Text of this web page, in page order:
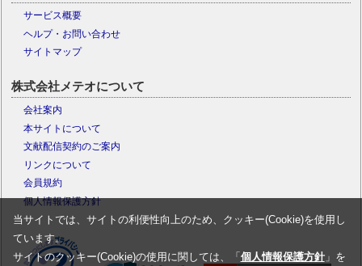
サービス概要
ヘルプ・お問い合わせ
サイトマップ
株式会社メテオについて
会社案内
本サイトについて
文献配信契約のご案内
リンクについて
会員規約
個人情報保護方針
当サイトでは、サイトの利便性向上のため、クッキー(Cookie)を使用し
ています。
サイトのクッキー(Cookie)の使用に関しては、「 個人情報保護方針」を